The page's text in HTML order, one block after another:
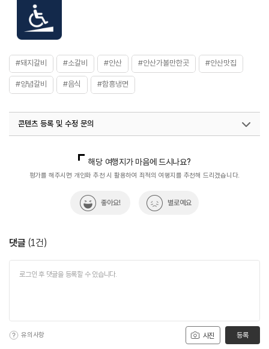
#돼지갈비 #소갈비 #안산 #안산가볼만한곳 #안산맛집
#양념갈비 #음식 #함흥냉면
콘텐츠 등록 및 수정 문의
열린관광콘텐츠팀(열린관광-모두의여행)
033-738-3425
해당 여행지가 마음에 드시나요?
평가를 해주시면 개인화 추천 시 활용하여 최적의 여행지를 추천해 드리겠습니다.
좋아요! 별로예요
댓글 (1건)
사진
유의사항 등록